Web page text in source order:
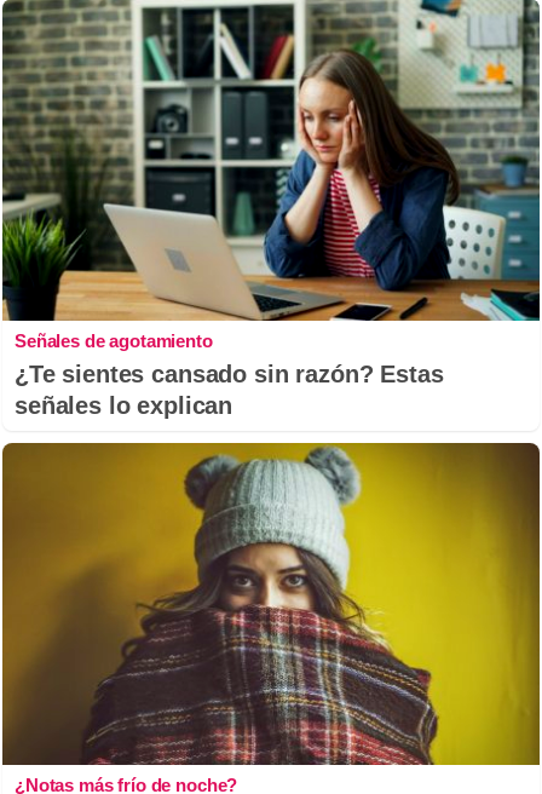
Señales de agotamiento
¿Te sientes cansado sin razón? Estas
señales lo explican
¿Notas más frío de noche?